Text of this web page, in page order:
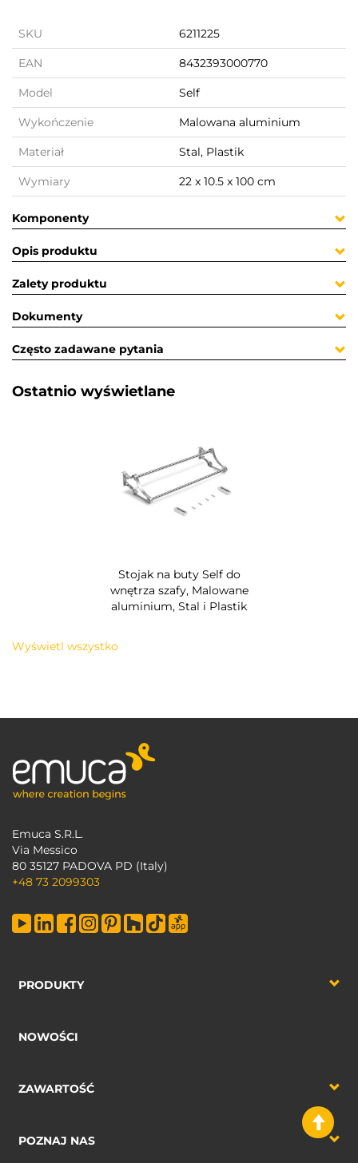
SKU 6211225
EAN 8432393000770
Model Self
Wykończenie Malowana aluminium
Materiał Stal, Plastik
Wymiary 22 x 10.5 x 100 cm
Komponenty
Opis produktu
Zalety produktu
Dokumenty
Często zadawane pytania
Ostatnio wyświetlane​
Stojak na buty Self do
wnętrza szafy, Malowane
aluminium, Stal i Plastik
Wyświetl wszystko
Emuca S.R.L.
Via Messico
80 35127 PADOVA PD (Italy)
+48 73 2099303
PRODUKTY
NOWOŚCI
ZAWARTOŚĆ
POZNAJ NAS